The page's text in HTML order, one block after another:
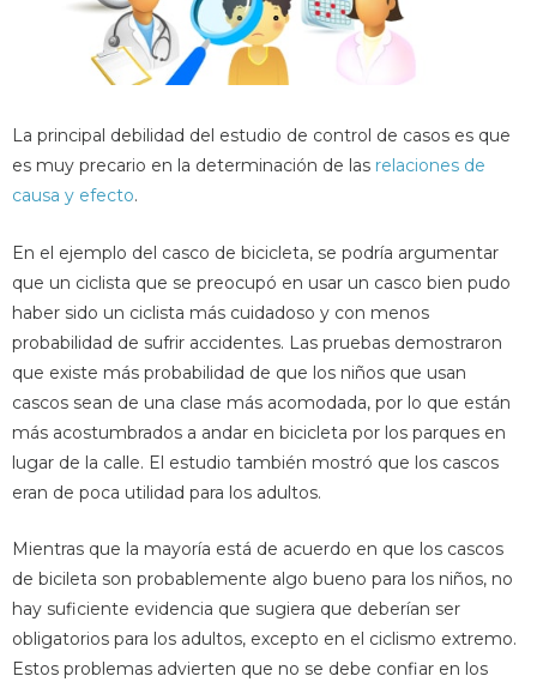
La principal debilidad del estudio de control de casos es que
es muy precario en la determinación de las relaciones de
causa y efecto.
En el ejemplo del casco de bicicleta, se podría argumentar
que un ciclista que se preocupó en usar un casco bien pudo
haber sido un ciclista más cuidadoso y con menos
probabilidad de sufrir accidentes. Las pruebas demostraron
que existe más probabilidad de que los niños que usan
cascos sean de una clase más acomodada, por lo que están
más acostumbrados a andar en bicicleta por los parques en
lugar de la calle. El estudio también mostró que los cascos
eran de poca utilidad para los adultos.
Mientras que la mayoría está de acuerdo en que los cascos
de bicileta son probablemente algo bueno para los niños, no
hay suficiente evidencia que sugiera que deberían ser
obligatorios para los adultos, excepto en el ciclismo extremo.
Estos problemas advierten que no se debe confiar en los